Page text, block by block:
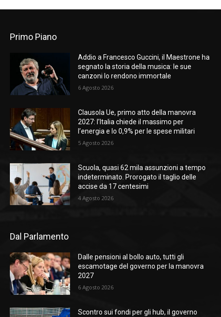
Primo Piano
Addio a Francesco Guccini, il Maestrone ha
segnato la storia della musica: le sue
canzoni lo rendono immortale
6 Agosto 2026
Clausola Ue, primo atto della manovra
2027: l’Italia chiede il massimo per
l’energia e lo 0,9% per le spese militari
5 Agosto 2026
Scuola, quasi 62 mila assunzioni a tempo
indeterminato. Prorogato il taglio delle
accise da 17 centesimi
4 Agosto 2026
Dal Parlamento
Dalle pensioni al bollo auto, tutti gli
escamotage del governo per la manovra
2027
6 Agosto 2026
Scontro sui fondi per gli hub, il governo